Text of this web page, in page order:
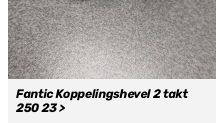
Fantic Koppelingshevel 2 takt
250 23 >